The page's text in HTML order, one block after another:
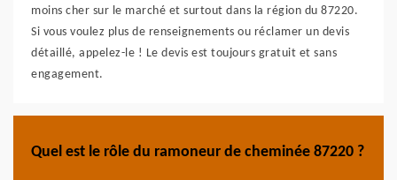
moins cher sur le marché et surtout dans la région du 87220.
Si vous voulez plus de renseignements ou réclamer un devis
détaillé, appelez-le ! Le devis est toujours gratuit et sans
engagement.
Quel est le rôle du ramoneur de cheminée 87220 ?